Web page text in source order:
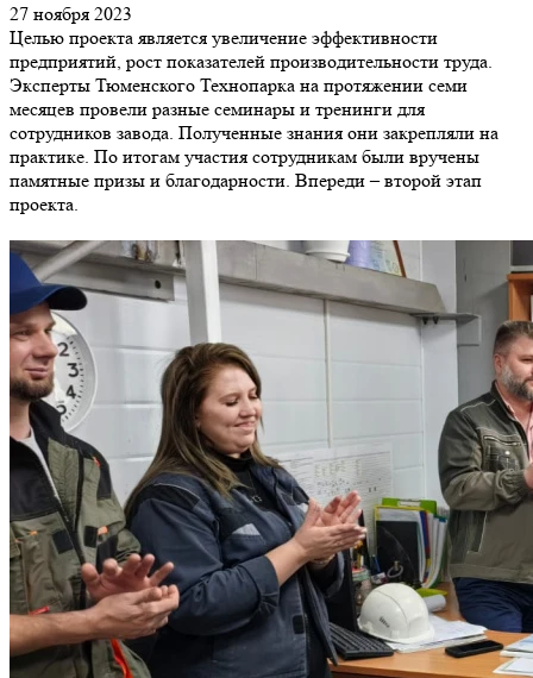
27 ноября 2023
Целью проекта является увеличение эффективности
предприятий, рост показателей производительности труда.
Эксперты Тюменского Технопарка на протяжении семи
месяцев провели разные семинары и тренинги для
сотрудников завода. Полученные знания они закрепляли на
практике. По итогам участия сотрудникам были вручены
памятные призы и благодарности. Впереди – второй этап
проекта.